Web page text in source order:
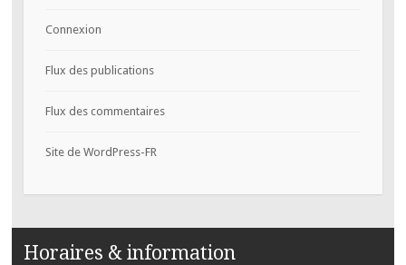
Connexion
Flux des publications
Flux des commentaires
Site de WordPress-FR
Horaires & information